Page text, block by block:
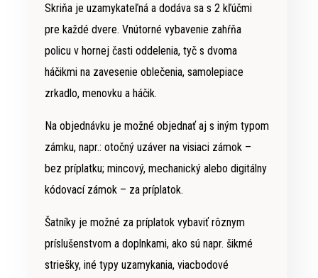
Skriňa je uzamykateľná a dodáva sa s 2 kľúčmi
pre každé dvere. Vnútorné vybavenie zahŕňa
policu v hornej časti oddelenia, tyč s dvoma
háčikmi na zavesenie oblečenia, samolepiace
zrkadlo, menovku a háčik.
Na objednávku je možné objednať aj s iným typom
zámku, napr.: otočný uzáver na visiaci zámok –
bez príplatku; mincový, mechanický alebo digitálny
kódovací zámok – za príplatok.
Šatníky je možné za príplatok vybaviť rôznym
príslušenstvom a doplnkami, ako sú napr. šikmé
striešky, iné typy uzamykania, viacbodové